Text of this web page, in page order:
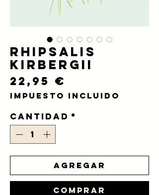
Rhipsalis
Kirbergii
22,95 €
Impuesto incluido
Cantidad *
Agregar
Comprar